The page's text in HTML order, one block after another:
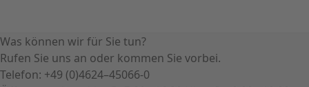
Was können wir für Sie tun?
Rufen Sie uns an oder kommen Sie vorbei.
Telefon: +49 (0)4624–45066-0